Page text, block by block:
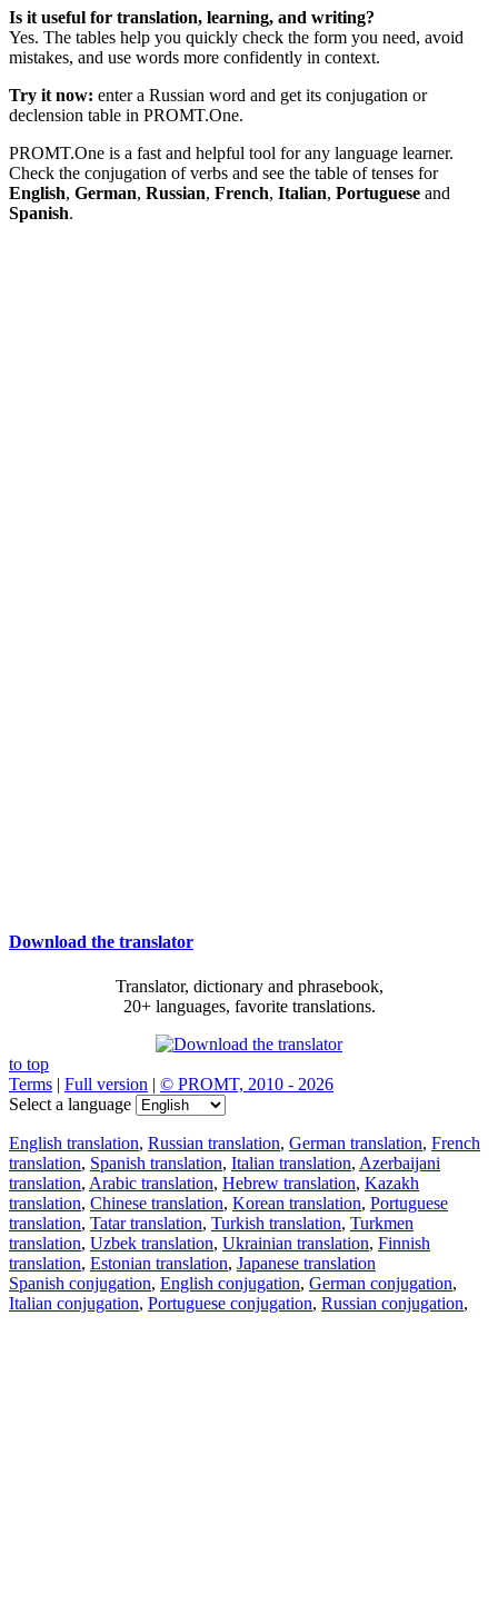
Is it useful for translation, learning, and writing?
Yes. The tables help you quickly check the form you need, avoid
mistakes, and use words more confidently in context.
Try it now: enter a Russian word and get its conjugation or
declension table in PROMT.One.
PROMT.One is a fast and helpful tool for any language learner.
Check the conjugation of verbs and see the table of tenses for
English, German, Russian, French, Italian, Portuguese and
Spanish.
Download the translator
Translator, dictionary and phrasebook,
20+ languages, favorite translations.
to top
Terms | Full version | © PROMT, 2010 - 2026
Select a language
English translation, Russian translation, German translation, French
translation, Spanish translation, Italian translation, Azerbaijani
translation, Arabic translation, Hebrew translation, Kazakh
translation, Chinese translation, Korean translation, Portuguese
translation, Tatar translation, Turkish translation, Turkmen
translation, Uzbek translation, Ukrainian translation, Finnish
translation, Estonian translation, Japanese translation
Spanish conjugation, English conjugation, German conjugation,
Italian conjugation, Portuguese conjugation, Russian conjugation,